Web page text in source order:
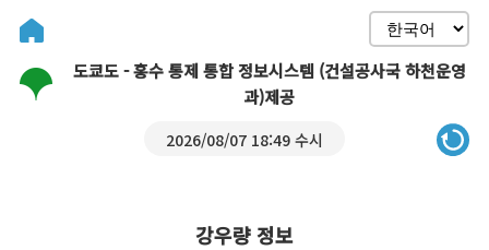
도쿄도 - 홍수 통제 통합 정보시스템 (건설공사국 하천운영
과)제공
2026/08/07 18:49 수시
강우량 정보